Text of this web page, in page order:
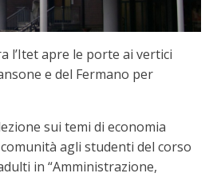
l’Itet apre le porte ai vertici
e del Fermano per
sui temi di economia
agli studenti del corso
in “Amministrazione,